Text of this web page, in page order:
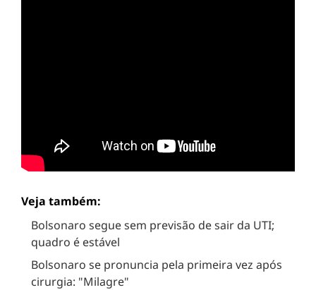
Veja também:
Bolsonaro segue sem previsão de sair da UTI;
quadro é estável
Bolsonaro se pronuncia pela primeira vez após
cirurgia: "Milagre"